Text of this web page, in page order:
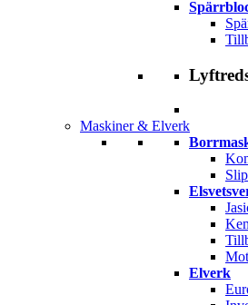
Maskiner & Elverk
Elverk